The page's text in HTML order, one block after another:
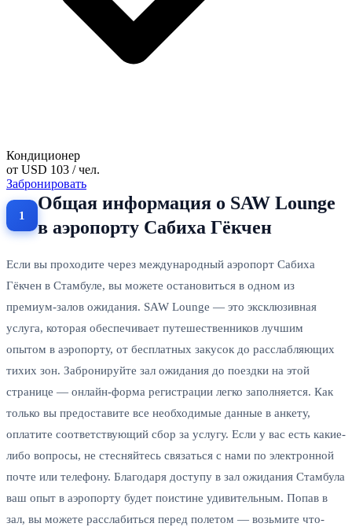
Кондиционер
от USD 103 / чел.
Забронировать
Общая информация о SAW Lounge
в аэропорту Сабиха Гёкчен
Если вы проходите через международный аэропорт Сабиха
Гёкчен в Стамбуле, вы можете остановиться в одном из
премиум-залов ожидания. SAW Lounge — это эксклюзивная
услуга, которая обеспечивает путешественников лучшим
опытом в аэропорту, от бесплатных закусок до расслабляющих
тихих зон. Забронируйте зал ожидания до поездки на этой
странице — онлайн-форма регистрации легко заполняется. Как
только вы предоставите все необходимые данные в анкету,
оплатите соответствующий сбор за услугу. Если у вас есть какие-
либо вопросы, не стесняйтесь связаться с нами по электронной
почте или телефону. Благодаря доступу в зал ожидания Стамбула
ваш опыт в аэропорту будет поистине удивительным. Попав в
зал, вы можете расслабиться перед полетом — возьмите что-